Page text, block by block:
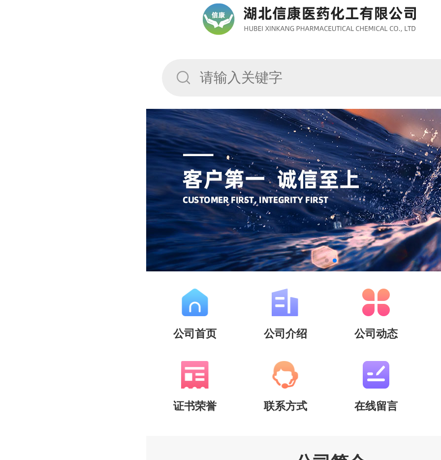
公司首页 公司介绍 公司动态
证书荣誉 联系方式 在线留言